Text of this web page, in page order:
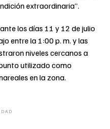
extraordinaria”.
los días 11 y 12 de julio
entre la 1:00 p. m. y las
niveles cercanos a
utilizado como
en la zona.